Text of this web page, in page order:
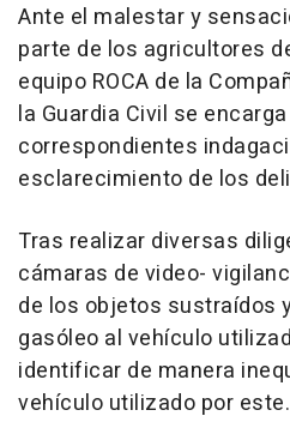
Ante el malestar y
parte de los agricultores
equipo ROCA de la
la Guardia Civil se
correspondientes
esclarecimiento de los
Tras realizar diversas
cámaras de video-
de los objetos sustraídos
gasóleo al vehículo
identificar de manera
vehículo utilizado por este.